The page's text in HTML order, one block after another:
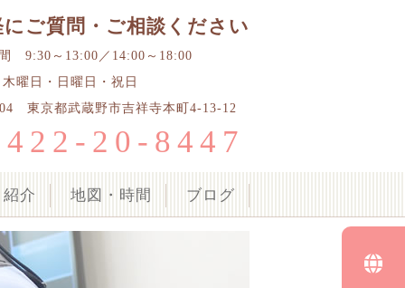
ご質問・ご相談ください
9:30～13:00／14:00～18:00
曜日・日曜日・祝日
東京都武蔵野市吉祥寺本町4-13-12
20-8447
介 地図・時間 ブログ